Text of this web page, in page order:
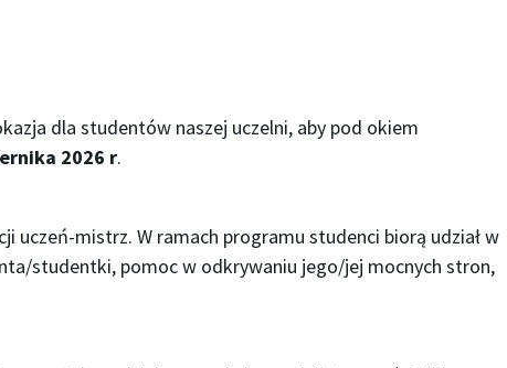
dla studentów naszej uczelni, aby pod okiem
2026 r.
uczeń-mistrz. W ramach programu studenci biorą udział w
studentki, pomoc w odkrywaniu jego/jej mocnych stron,